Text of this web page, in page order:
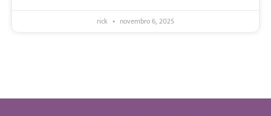
rick novembro 6, 2025